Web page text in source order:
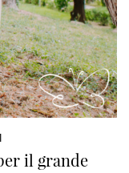
il grande